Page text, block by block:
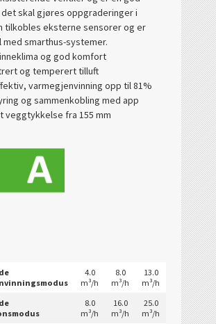
det skal gjøres oppgraderinger i
tilkobles eksterne sensorer og er
smarthus-systemer.
og god komfort
og temperert tilluft
varmegjenvinning opp til 81%
og sammenkobling med app
veggtykkelse fra 155 mm
4.0
m³/h
8.0
m³/h
13.0
m³/h
8.0
m³/h
16.0
m³/h
25.0
m³/h